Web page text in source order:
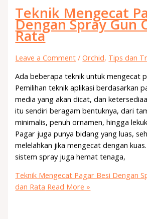
Teknik Mengecat
Dengan Spray Gun
Rata
Leave a Comment /Orchid, Tips dan
Ada beberapa teknik untuk mengecat
Pemilihan teknik aplikasi berdasarkan
media yang akan dicat, dan
itu sendiri beragam bentuknya, dari
minimalis, penuh ornamen, hingga
Pagar juga punya bidang yang luas,
melelahkan jika mengecat dengan
sistem spray juga hemat tenaga,
Teknik Mengecat Pagar Besi Dengan
dan Rata Read More »